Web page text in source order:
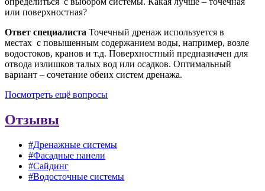
или поверхностная?
Ответ специалиста Точечный дренаж используется в
местах с повышенным содержанием воды, например, возле
водостоков, кранов и т.д. Поверхностный предназначен для
отвода излишков талых вод или осадков. Оптимальный
вариант – сочетание обеих систем дренажа.
Посмотреть ещё вопросы
Отзывы
#Дренажные системы
#Фасадные панели
#Сайдинг
#Водосточные системы